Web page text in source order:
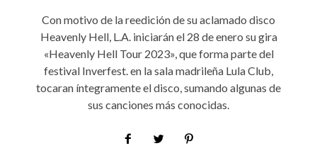
Con motivo de la reedición de su aclamado disco
Heavenly Hell, L.A. iniciarán el 28 de enero su gira
«Heavenly Hell Tour 2023», que forma parte del
festival Inverfest. en la sala madrileña Lula Club,
tocaran íntegramente el disco, sumando algunas de
sus canciones más conocidas.